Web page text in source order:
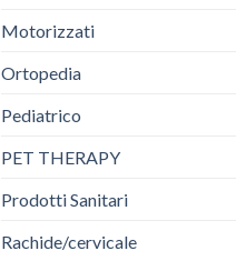
Motorizzati
Ortopedia
Pediatrico
PET THERAPY
Prodotti Sanitari
Rachide/cervicale